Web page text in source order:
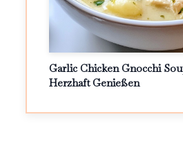
Garlic Chicken Gnocchi
Herzhaft Genießen